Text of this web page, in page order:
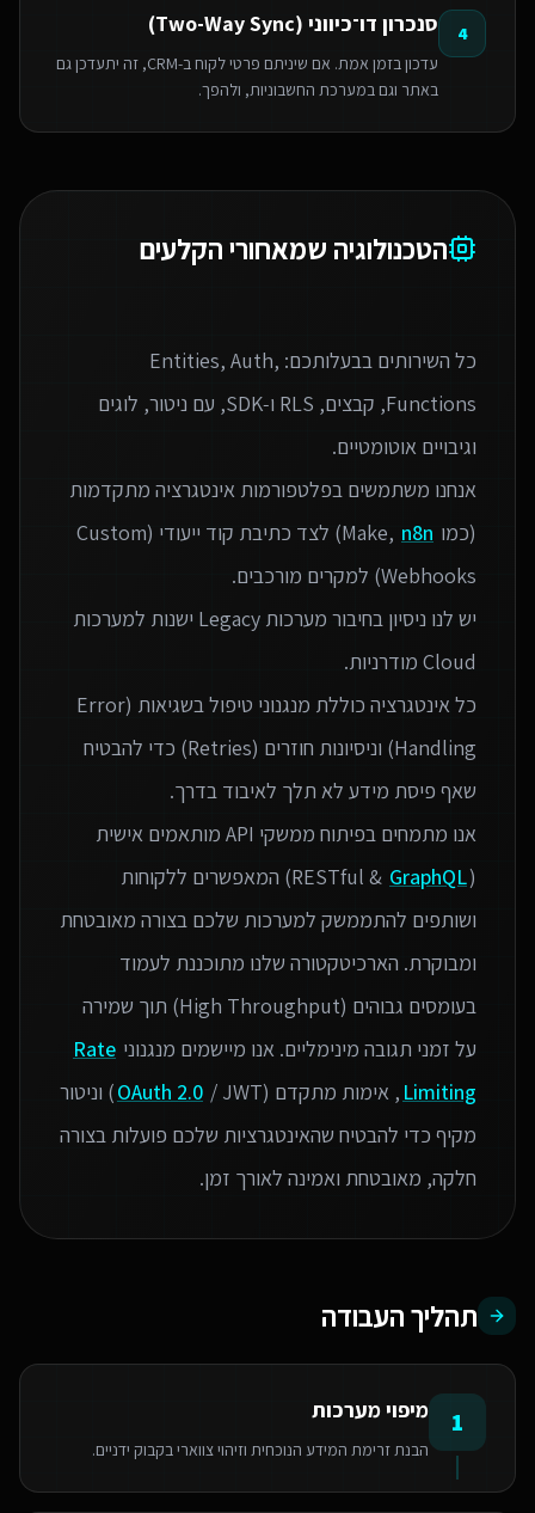
4 סנכרון דו־כיווני (Two-Way Sync)
עדכון בזמן אמת. אם שיניתם פרטי לקוח ב-CRM, זה יתעדכן גם
באתר וגם במערכת החשבוניות, ולהפך.
הטכנולוגיה שמאחורי הקלעים
כל השירותים בבעלותכם: Entities, Auth,
Functions, קבצים, RLS ו‑SDK, עם ניטור, לוגים
אנחנו משתמשים בפלטפורמות אינטגרציה מתקדמות
(כמו Make, n8n
) לצד כתיבת קוד ייעודי (Custom
יש לנו ניסיון בחיבור מערכות Legacy ישנות למערכות
כל אינטגרציה כוללת מנגנוני טיפול בשגיאות (Error
Handling) וניסיונות חוזרים (Retries) כדי להבטיח
אנו מתמחים בפיתוח ממשקי API מותאמים אישית
(RESTful &
GraphQL
) המאפשרים ללקוחות
ושותפים להתממשק למערכות שלכם בצורה מאובטחת
ומבוקרת. הארכיטקטורה שלנו מתוכננת לעמוד
בעומסים גבוהים (High Throughput) תוך שמירה
על זמני תגובה מינימליים. אנו מיישמים מנגנוני Rate
Limiting , אימות מתקדם ( OAuth 2.0/ JWT) וניטור
מקיף כדי להבטיח שהאינטגרציות שלכם פועלות בצורה
חלקה, מאובטחת ואמינה לאורך זמן.
תהליך העבודה
1 מיפוי מערכות
הבנת זרימת המידע הנוכחית וזיהוי צווארי בקבוק ידניים.